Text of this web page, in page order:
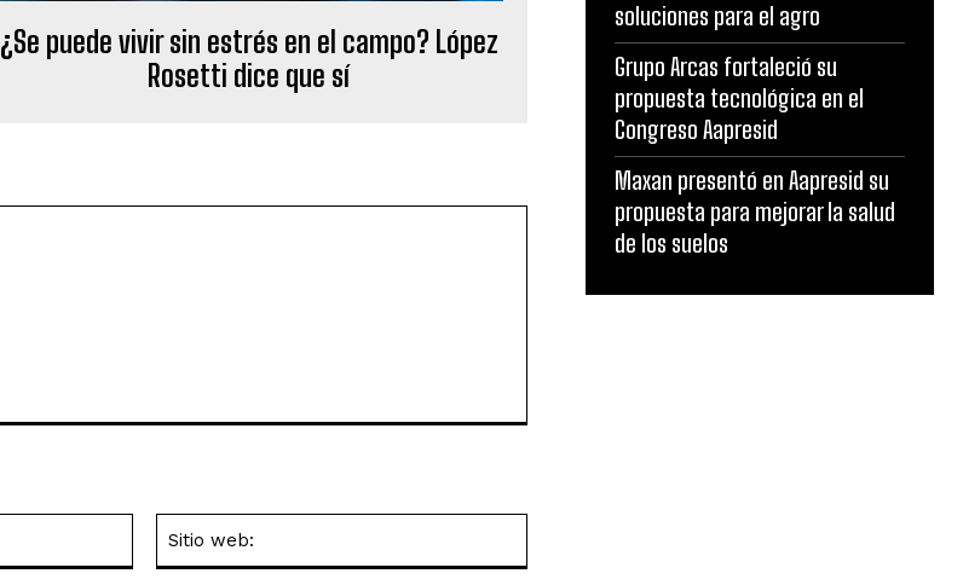
¿Se puede vivir sin estrés en el campo? López
Rosetti dice que sí
electrónico:*
soluciones para el agro
Grupo Arcas fortaleció su
propuesta tecnológica en el
Congreso Aapresid
Maxan presentó en Aapresid su
propuesta para mejorar la salud
de los suelos